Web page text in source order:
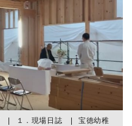
１．現場日誌
宝徳幼稚